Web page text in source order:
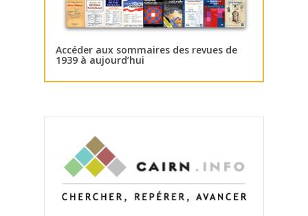
Accéder aux sommaires des revues de
1939 à aujourd’hui